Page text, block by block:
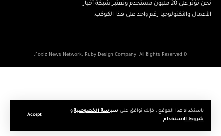
باستخدام هذا الموقع ، فإنك توافق على سياسة الخصوصية و
شروط الاستخدام .
Accept
نحن نؤثر على 20 مليون مستخدم ونعتبر شبكة أخبار
الأعمال والتكنولوجيا رقم واحد على هذا الكوكب.
© Foxiz News Network. Ruby Design Company. All Rights Reserved.